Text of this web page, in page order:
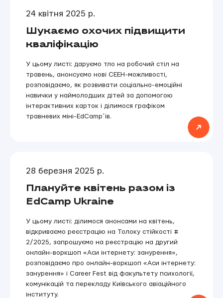
24 квітня 2025 р.
Шукаємо охочих підвищити
кваліфікацію
У цьому листі: даруємо тло на робочий стіл на
травень, анонсуємо нові СЕЕН-можливості,
розповідаємо, як розвивати соціально-емоційні
навички у наймолодших дітей за допомогою
інтерактивних карток і ділимося графіком
травневих міні-EdCampʼів.
28 березня 2025 р.
Плануйте квітень разом із
EdCamp Ukraine
У цьому листі: ділимося анонсами на квітень,
відкриваємо реєстрацію на Толоку стійкості #
2/2025, запрошуємо на реєстрацію на другий
онлайн-воркшоп «Аси інтернету: занурення»,
розповідаємо про онлайн-воркшоп «Аси інтернету:
занурення» і Career Fest від факультету психології,
комунікацій та перекладу Київського авіаційного
інституту.